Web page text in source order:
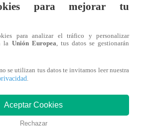
capítulo 44: Kathy y
la relación entre
te puede
para mejorar tu
para analizar el tráfico y personalizar
la Unión Europea, tus datos se gestionarán
se utilizan tus datos te invitamos leer nuestra
.
Aceptar Cookies
Rechazar